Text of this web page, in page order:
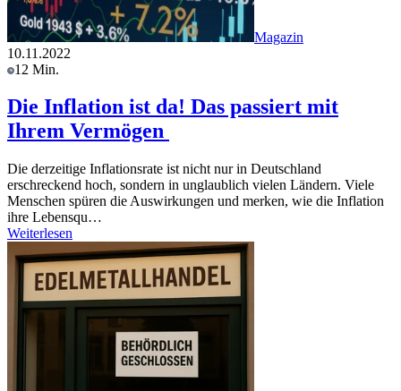
Magazin
10.11.2022
12 Min.
Die Inflation ist da! Das passiert mit
Ihrem Vermögen
Die derzeitige Inflationsrate ist nicht nur in Deutschland
erschreckend hoch, sondern in unglaublich vielen Ländern. Viele
Menschen spüren die Auswirkungen und merken, wie die Inflation
ihre Lebensqu…
Weiterlesen